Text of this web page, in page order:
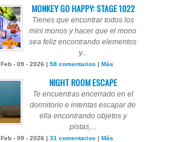
MONKEY GO HAPPY: STAGE 1022
Tienes que encontrar todos los
mini monos y hacer que el mono
sea feliz encontrando elementos
y...
Feb - 09 - 2026 | 58 comentarios | Más
NIGHT ROOM ESCAPE
Te encuentras encerrado en el
dormitorio e intentas escapar de
ella encontrando objetos y
pistas,...
Feb - 09 - 2026 | 31 comentarios | Más